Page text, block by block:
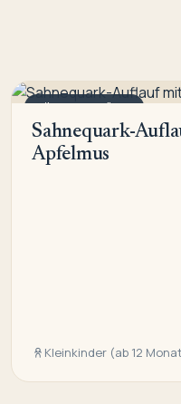
SÜSSE AUFLÄUFE
Sahnequark-
Apfelmus
Kleinkinder (ab 12